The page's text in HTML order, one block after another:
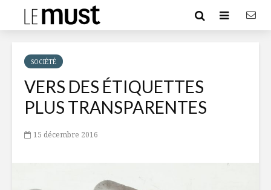
SOCIÉTÉ
VERS DES ÉTIQUETTES
PLUS TRANSPARENTES
15 décembre 2016